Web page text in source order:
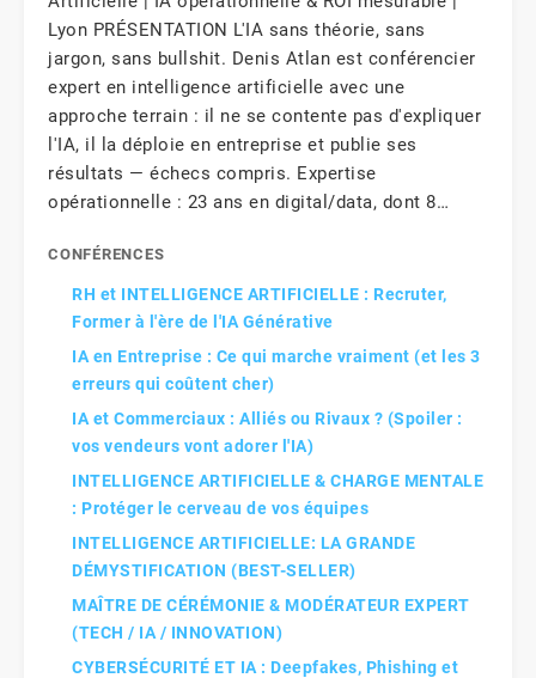
Lyon PRÉSENTATION L'IA sans théorie, sans
jargon, sans bullshit. Denis Atlan est conférencier
expert en intelligence artificielle avec une
approche terrain : il ne se contente pas d'expliquer
l'IA, il la déploie en entreprise et publie ses
résultats — échecs compris. Expertise
opérationnelle : 23 ans en digital/data, dont 8…
CONFÉRENCES
RH et INTELLIGENCE ARTIFICIELLE : Recruter,
Former à l'ère de l'IA Générative
IA en Entreprise : Ce qui marche vraiment (et les 3
erreurs qui coûtent cher)
IA et Commerciaux : Alliés ou Rivaux ? (Spoiler :
vos vendeurs vont adorer l'IA)
INTELLIGENCE ARTIFICIELLE & CHARGE MENTALE
: Protéger le cerveau de vos équipes
INTELLIGENCE ARTIFICIELLE: LA GRANDE
DÉMYSTIFICATION (BEST-SELLER)
MAÎTRE DE CÉRÉMONIE & MODÉRATEUR EXPERT
(TECH / IA / INNOVATION)
CYBERSÉCURITÉ ET IA : Deepfakes, Phishing et